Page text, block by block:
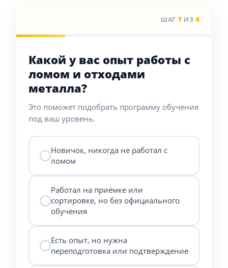
ШАГ 1 ИЗ 4
Какой у вас опыт работы с
ломом и отходами
металла?
Это поможет подобрать программу обучения
под ваш уровень.
Новичок, никогда не работал с
ломом
Работал на приёмке или
сортировке, но без официального
обучения
Есть опыт, но нужна
переподготовка или подтверждение